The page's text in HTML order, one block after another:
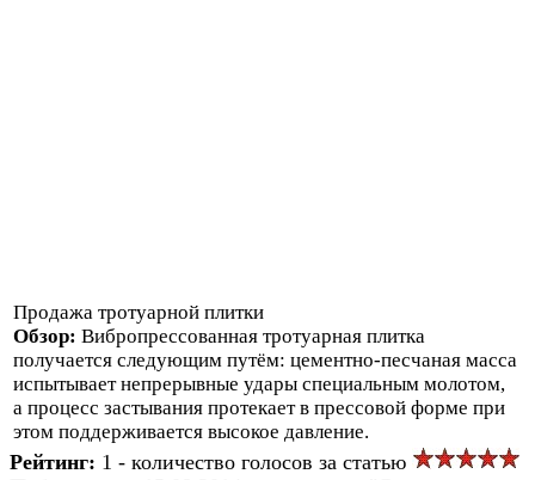
Продажа тротуарной плитки
Обзор: Вибропрессованная тротуарная плитка
получается следующим путём: цементно-песчаная масса
испытывает непрерывные удары специальным молотом,
а процесс застывания протекает в прессовой форме при
этом поддерживается высокое давление.
Рейтинг: 1 - количество голосов за статью